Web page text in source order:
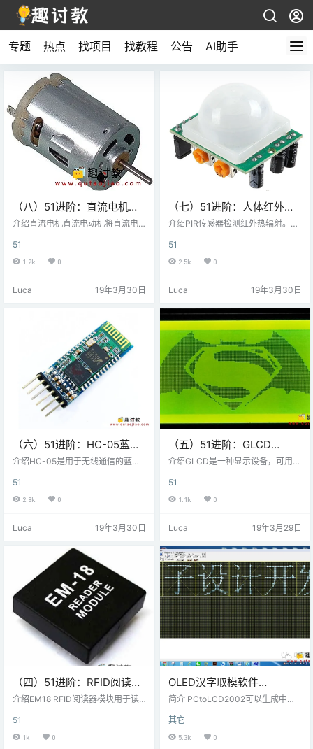
专题 热点 找项目 找教程 公告 AI助手
（八）51进阶：直流电机与
8051连接
介绍直流电机直流电动机将直流电
机旋转的情况下，产生的机械能是
电动机轴的旋转运动的形式。通过
过向其施加固定电压，电动机可以
此，可以通过施加变化的DC电压来
控制DC电动机速度; 而电动机的旋
转方向可以通过反转通过它的电流
方向来改变。为了施加变化的电
压，我们…
51
1.2k 0
Luca 19年3月30日
（七）51进阶：人体红外传
感器-PIR运动传感器与8051
介绍PIR传感器检测红外热辐射。它
体的存在。 PIR传感器分为两个插
槽。两个插槽连接到差分放大器。
为零。 每当移动物体位于传感器前
更多的辐射。这使输出摆动高或
低。 输出电压的这种变化是运动检
测的结果。 PIR传感器电路原理图PI
R运动传感器与8051连接例程让我
们设计一个小应用…
51
2.5k 0
Luca 19年3月30日
（六）51进阶：HC-05蓝牙
模块与8051单片机连接
介绍HC-05是用于无线通信的蓝牙
T）。 它是一个6引脚模块。该设备
可以使用2种模式; 数据模式和命令
模块的设置。在命令模式下需要AT
具有板载5V至3.3V稳压器。由于H
C-05蓝牙模块具有3.3 V电平用于R
X / TX，而微控制器可以检测3.3 V
电平，因此，无需移位H…
51
2.8k 0
Luca 19年3月30日
（五）51进阶：GLCD
128×64与AT89S51微控制
介绍GLCD是一种显示设备，可用于
自定义字符。 通常，128x64图形L
CD是像素矩阵。每个像素由其X和Y
素。因此，我们可以使用GLCD逐个
LCD引脚及其功能，请趣讨教搜
索：GLCD 128x64。有相关的介
绍。GLCD 128x64显示器的基本结
构 开始给GLCD编程…
51
1.1k 0
Luca 19年3月29日
（四）51进阶：RFID阅读器
EM18连接8051教程
介绍EM18 RFID阅读器模块用于读
D卡进入阅读器的范围时，阅读器以
RF信号的形式接收卡中的唯一数
51
1k 0
OLED汉字取模软件
PCtoLCD2002 LCD1602
简介 PCtoLCD2002可以生成中英
可选择字体，大小，并且可独立调
整文字的长和宽，生成任意形状的
其它
5.3k 0